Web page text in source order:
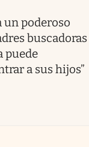
un poderoso
buscadoras
puede
a sus hijos”